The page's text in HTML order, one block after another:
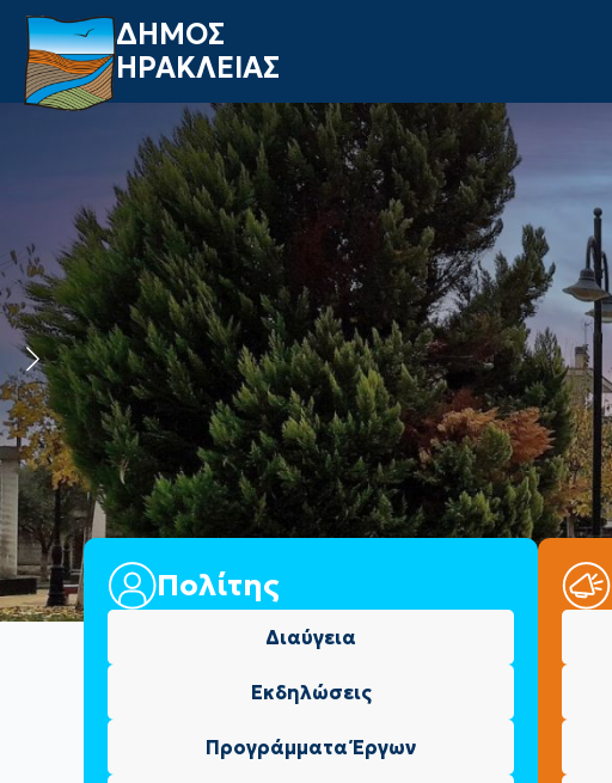
ΔΗΜΟΣ
ΗΡΑΚΛΕΙΑΣ
Πολίτης
Διαύγεια
Εκδηλώσεις
Προγράμματα Έργων